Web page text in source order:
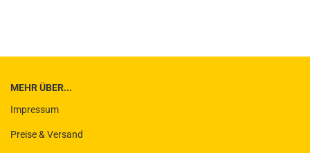
MEHR ÜBER...
Impressum
Preise & Versand